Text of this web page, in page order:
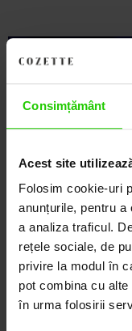
Consimțământ
Acest site
Folosim cookie-uri
anunțurile, pentru
a analiza traficul.
rețele sociale, de
privire la modul în
pot combina cu
în urma folosirii
Descoperă
LOCUL
DEVINE
COZETTE este
elegante și
Ne mândrim cu o
mai sofisticate
prețioase.
Descoperă